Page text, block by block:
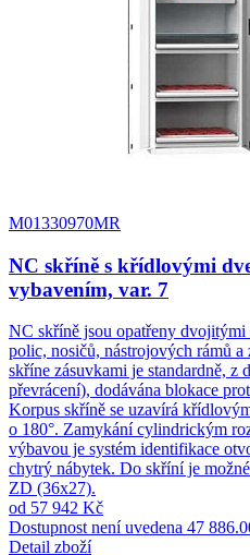
M01330970MR
NC skříně s křídlovými
vybavením, var. 7
NC skříně jsou opatřeny dvojitými
polic, nosičů, nástrojových rámů
skříne zásuvkami je standardně, z
převrácení), dodávána blokace
Korpus skříně se uzavírá
o 180°. Zamykání cylindrickým
výbavou je systém identifikace
chytrý nábytek. Do skříní je
ZD (36x27).
od 57 942 Kč
Dostupnost není uvedena 47
Detail zboží